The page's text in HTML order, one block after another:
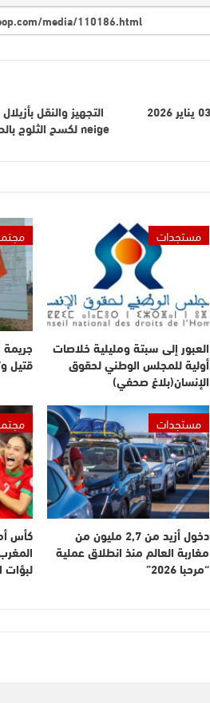
مستجدات
العبور إلى سبتة ومليلية خلاصات
أولية للمجلس الوطني لحقوق
الإنسان(بلاغ صحفي)
قتيل
مستجدات
دخول أزيد من 2,7 مليون من
مغاربة العالم منذ انطلاق عملية
“مرحبا 2026”
كأس